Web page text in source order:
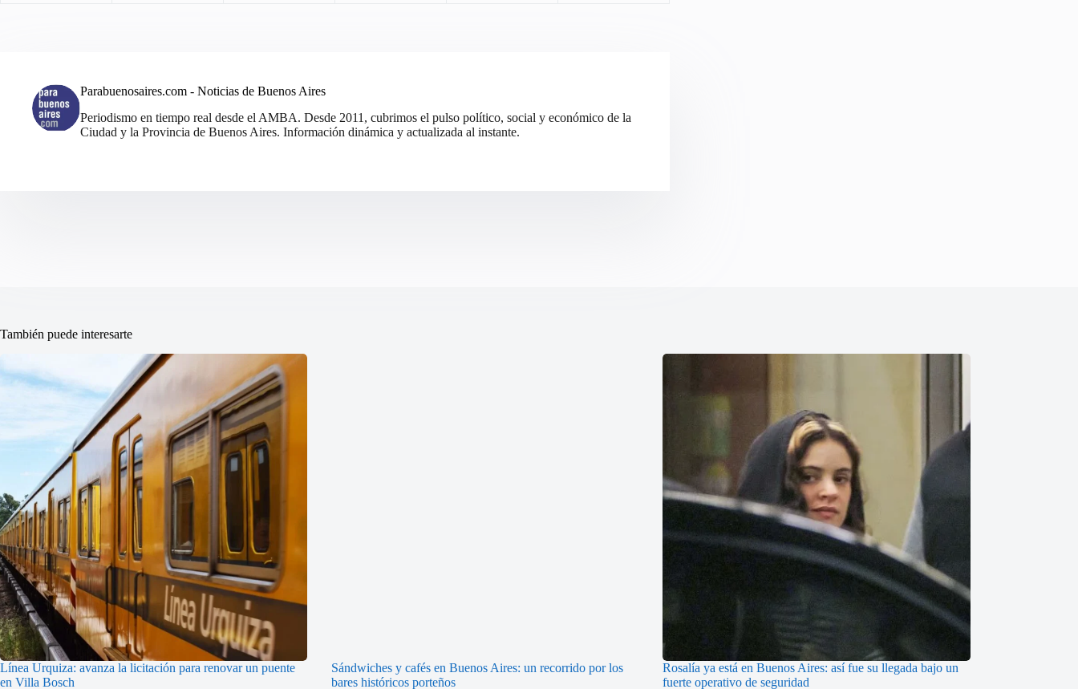
Parabuenosaires.com - Noticias de Buenos Aires
Periodismo en tiempo real desde el AMBA. Desde 2011, cubrimos el pulso político, social y económico de la
Ciudad y la Provincia de Buenos Aires. Información dinámica y actualizada al instante.
También puede interesarte
Línea Urquiza: avanza la licitación para renovar un puente
en Villa Bosch
Sándwiches y cafés en Buenos Aires: un recorrido por los
bares históricos porteños
Rosalía ya está en Buenos Aires: así fue su llegada bajo un
fuerte operativo de seguridad